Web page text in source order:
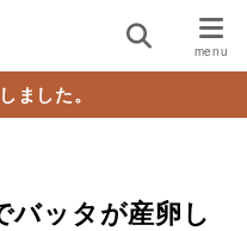
ました。
バッタが産卵し